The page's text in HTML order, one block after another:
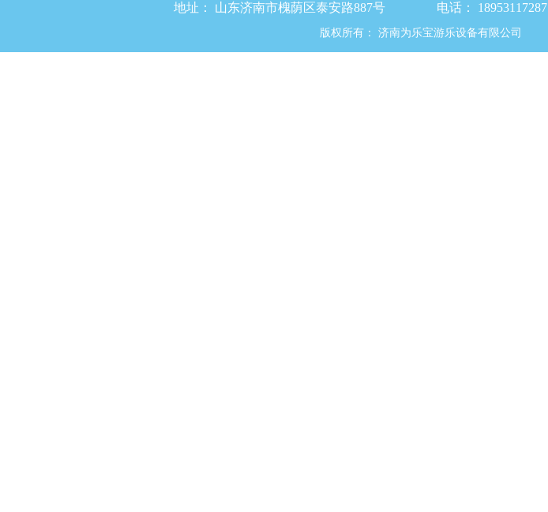
地址： 山东济南市槐荫区泰安路887号 电话： 18953117287
版权所有： 济南为乐宝游乐设备有限公司